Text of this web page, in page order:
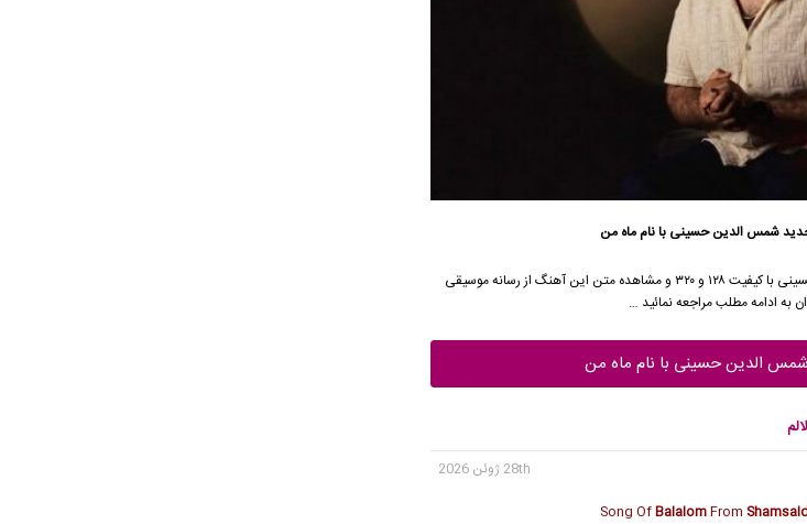
شمس الدین حسینی با نام ماه من
جهت دانلود آهنگ ماه من از شمس الدین حسینی با کیفیت ۱۲۸ و ۳۲۰ و مشاهده متن این آهنگ از رسانه موسیقی
به ادامه مطلب مراجعه نمائید …
الدین حسینی با نام ماه من
28th ژوئن 2026
Song OfBalalomFrom